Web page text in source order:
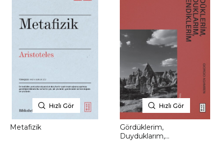
Hızlı Gör
Metafizik
Hızlı Gör
Gördüklerim,
Duyduklarım,